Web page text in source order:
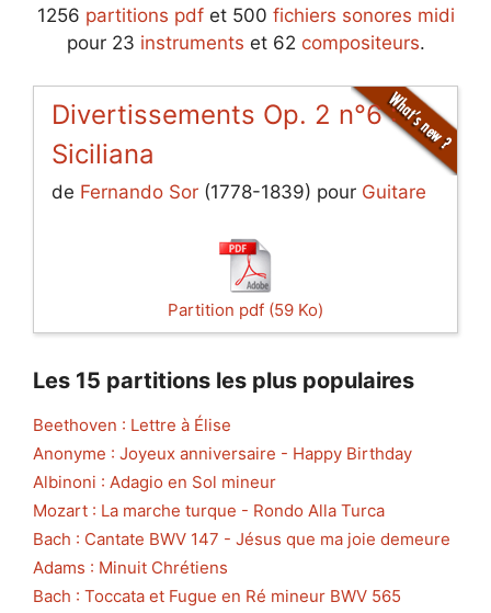
1256 partitions pdfet 500 fichiers sonores midi
pour 23 instruments et 62 compositeurs.
Divertissements Op. 2 n°6 :
Siciliana
de Fernando Sor (1778-1839) pour Guitare
Partition pdf (59 Ko)
Les 15 partitions les plus populaires
Beethoven : Lettre à Élise
Anonyme : Joyeux anniversaire - Happy Birthday
Albinoni : Adagio en Sol mineur
Mozart : La marche turque - Rondo Alla Turca
Bach : Cantate BWV 147 - Jésus que ma joie demeure
Adams : Minuit Chrétiens
Bach : Toccata et Fugue en Ré mineur BWV 565